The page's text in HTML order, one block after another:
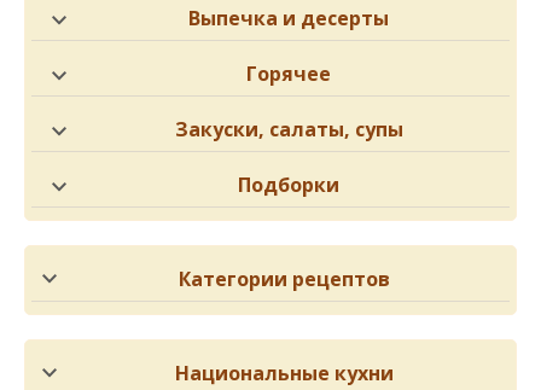
Выпечка и десерты
Горячее
Закуски, салаты, супы
Подборки
Категории рецептов
Национальные кухни